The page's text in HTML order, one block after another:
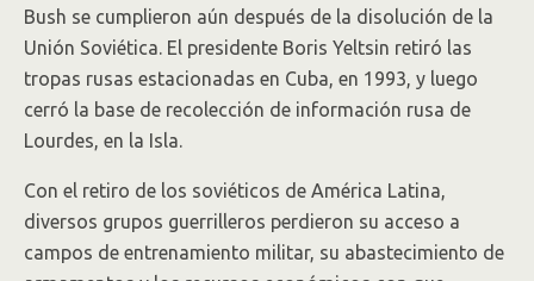
Bush se cumplieron aún después de la disolución de la
Unión Soviética. El presidente Boris Yeltsin retiró las
tropas rusas estacionadas en Cuba, en 1993, y luego
cerró la base de recolección de información rusa de
Lourdes, en la Isla.
Con el retiro de los soviéticos de América Latina,
diversos grupos guerrilleros perdieron su acceso a
campos de entrenamiento militar, su abastecimiento de